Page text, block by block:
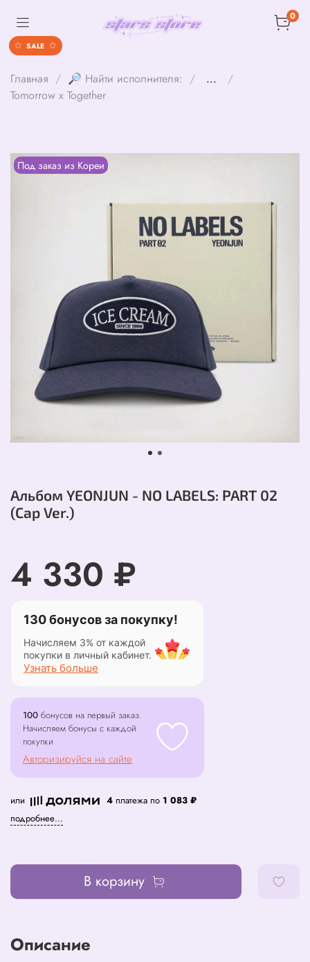
0
Главная 🔎 Найти исполнителя:
...
Tomorrow x Together
Под заказ из Кореи
Альбом YEONJUN - NO LABELS: PART 02
(Cap Ver.)
4 330 ₽
130 бонусов за покупку!
Начисляем 3% от каждой
покупки в личный кабинет.
Узнать больше
100 бонусов на первый заказ.
Начисляем бонусы с каждой
покупки
Авторизируйся на сайте
или 4 платежа по 1 083 ₽
подробнее...
В корзину
Описание